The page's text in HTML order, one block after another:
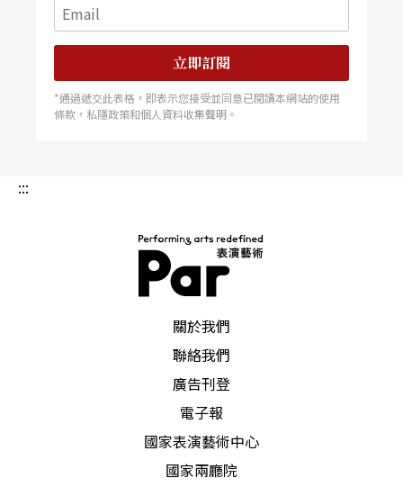
立即訂閱
*通過遞交此表格，即表示您接受並同意已閱讀本網站的使用
條款，私隱政策和個人資料收集聲明。
:::
關於我們
聯絡我們
廣告刊登
電子報
國家表演藝術中心
國家兩廳院